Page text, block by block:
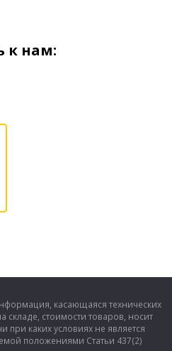
к нам:
касающаяся технических
складе, стоимости товаров, носит
каких условиях не является
положениями Статьи 437(2)